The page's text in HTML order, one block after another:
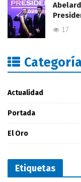
17
Actualidad
Portada
El Oro
Etiquetas